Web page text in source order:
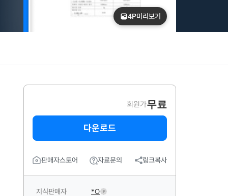
4P미리보기
회원가무료
다운로드
판매자스토어 자료문의 링크복사
지식판매자 *O P